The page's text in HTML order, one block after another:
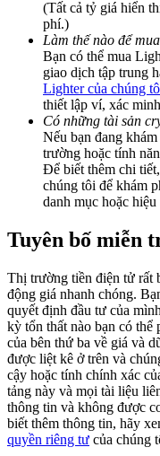
Deposit
Share 500000
Register & Trade
Precious Metals
Trade Gold &
(Tất cả tỷ giá hiển
phí.)
Làm thế nào để
Bạn có thể mua
giao dịch tập trung
Lighter của chúng
thiết lập ví, xác
Có những tài sản
Nếu bạn đang
trường hoặc tính
Để biết thêm chi
chúng tôi để khám
danh mục hoặc hiệu
Tuyên bố miễn
Thị trường tiền điện tử rất
động giá nhanh chóng.
quyết định đầu tư của
kỳ tổn thất nào bạn có thể
của bên thứ ba về giá và
được liệt kê ở trên và
cậy hoặc tính chính xác
tảng này và mọi tài liệu
thông tin và không được
biết thêm thông tin, hãy
quyền riêng tư của chúng